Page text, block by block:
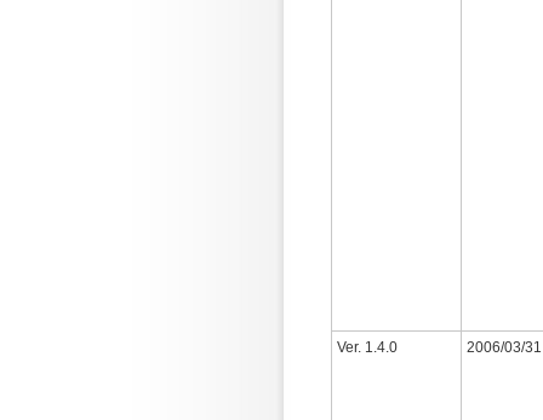
Ver. 1.4.0 2006/03/31